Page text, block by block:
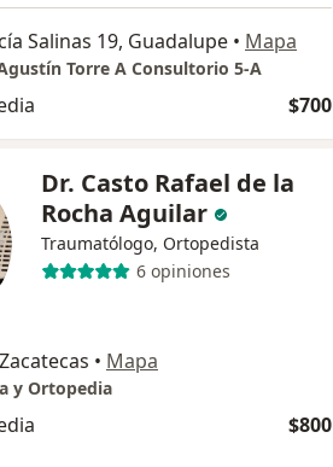
Salinas 19, Guadalupe • Mapa
Torre A Consultorio 5-A
$700
Dr. Casto Rafael de la
Rocha Aguilar
Traumatólogo, Ortopedista
6 opiniones
• Mapa
y Ortopedia
$800